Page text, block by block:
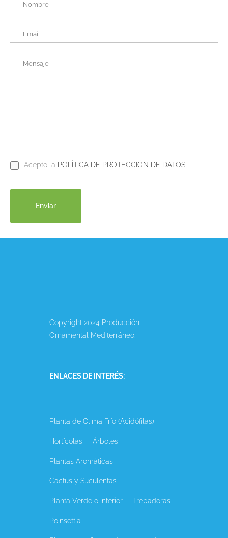
Acepto la POLÍTICA DE PROTECCIÓN DE DATOS
Copyright 2024 Producción
Ornamental Mediterráneo.
ENLACES DE INTERÉS:
Planta de Clima Frío (Acidófilas)
Hortícolas Árboles
Plantas Aromáticas
Cactus y Suculentas
Planta Verde o Interior Trepadoras
Poinsettia